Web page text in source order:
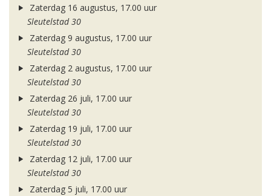
Zaterdag 16 augustus, 17.00 uur
Sleutelstad 30
Zaterdag 9 augustus, 17.00 uur
Sleutelstad 30
Zaterdag 2 augustus, 17.00 uur
Sleutelstad 30
Zaterdag 26 juli, 17.00 uur
Sleutelstad 30
Zaterdag 19 juli, 17.00 uur
Sleutelstad 30
Zaterdag 12 juli, 17.00 uur
Sleutelstad 30
Zaterdag 5 juli, 17.00 uur